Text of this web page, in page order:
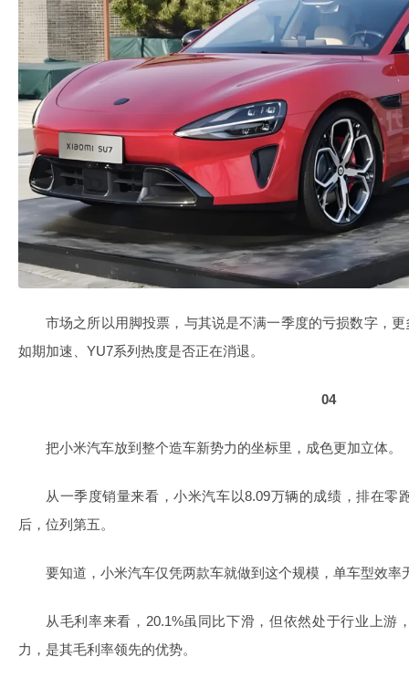
市场之所以用脚投票，与其说是不满一季度的亏损数字，
如期加速、YU7系列热度是否正在消退。
04
把小米汽车放到整个造车新势力的坐标里，成色更加立体。
从一季度销量来看，小米汽车以8.09万辆的成绩，排在零
后，位列第五。
要知道，小米汽车仅凭两款车就做到这个规模，单车型效率
从毛利率来看，20.1%虽同比下滑，但依然处于行业上游
力，是其毛利率领先的优势。